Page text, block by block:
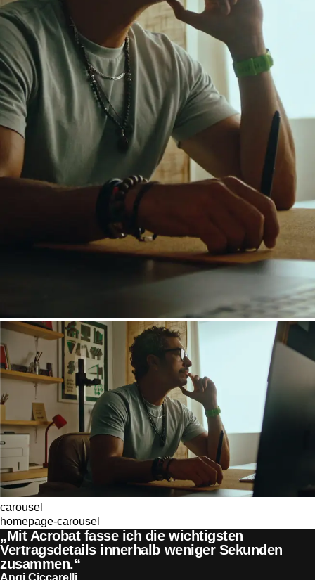
carousel
homepage-carousel
„Mit Acrobat fasse ich die wichtigsten
Vertragsdetails innerhalb weniger Sekunden
zusammen.“
Angi Ciccarelli